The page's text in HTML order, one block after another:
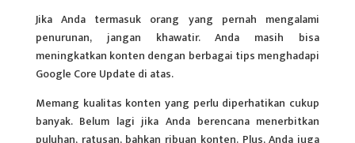
Jika Anda termasuk orang yang pernah mengalami
penurunan, jangan khawatir. Anda masih bisa
meningkatkan konten dengan berbagai tips menghadapi
Google Core Update di atas.
Memang kualitas konten yang perlu diperhatikan cukup
banyak. Belum lagi jika Anda berencana menerbitkan